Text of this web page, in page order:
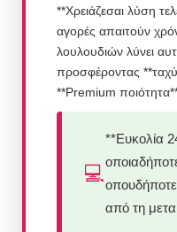
**Χρειάζεσαι λύση
αγορές απαιτούν
λουλουδιών λύνει
προσφέροντας
**Premium
💻
**Ευκολία
από τη